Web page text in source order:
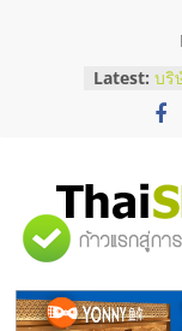
Latest: บริ
วิธี
โจ
สัม
บริ
สั
ไช
ร้า
"ศูนย์
รวม